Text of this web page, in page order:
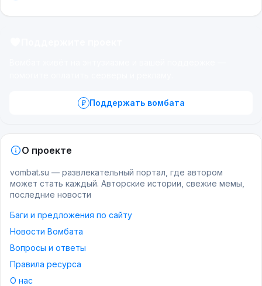
Поддержать вомбата
О проекте
vombat.su — развлекательный портал, где автором
может стать каждый. Авторские истории, свежие мемы,
последние новости
Баги и предложения по сайту
Новости Вомбата
Вопросы и ответы
Правила ресурса
О нас